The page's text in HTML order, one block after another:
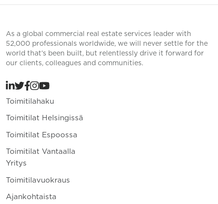
As a global commercial real estate services leader with
52,000 professionals worldwide, we will never settle for the
world that’s been built, but relentlessly drive it forward for
our clients, colleagues and communities.
Toimitilahaku
Toimitilat Helsingissä
Toimitilat Espoossa
Toimitilat Vantaalla
Yritys
Toimitilavuokraus
Ajankohtaista